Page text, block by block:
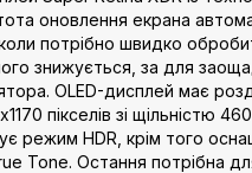
оновлення екрана
потрібно швидко
знижується, за для
OLED-дисплей має
пікселів зі щільністю
режим HDR, крім того
Tone. Остання потрібна